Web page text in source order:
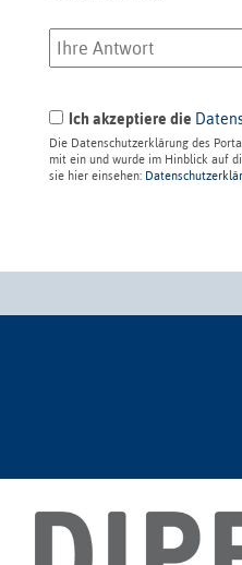
Ich akzeptiere die
Die Datenschutzerklärung des
mit ein und wurde im Hinblick auf
sie hier einsehen: